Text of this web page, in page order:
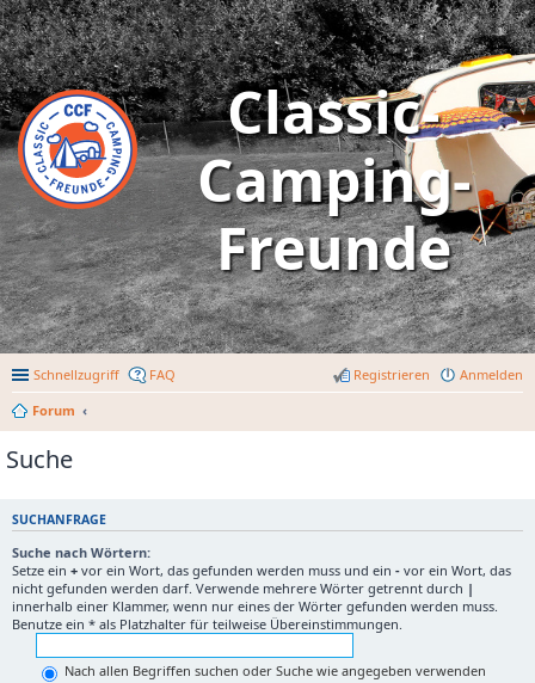
Classic-
Camping-
Freunde
Schnellzugriff FAQ Anmelden
Registrieren
Forum
Suche
SUCHANFRAGE
Suche nach Wörtern:
Setze ein + vor ein Wort, das gefunden werden muss und ein - vor ein Wort, das
nicht gefunden werden darf. Verwende mehrere Wörter getrennt durch |
innerhalb einer Klammer, wenn nur eines der Wörter gefunden werden muss.
Benutze ein * als Platzhalter für teilweise Übereinstimmungen.
Nach allen Begriffen suchen oder Suche wie angegeben verwenden